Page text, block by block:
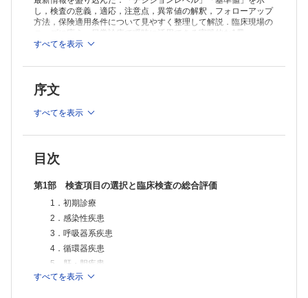
し，検査の意義，適応，注意点，異常値の解釈，フォローアップ
方法，保険適用条件について見やすく整理して解説．臨床現場の
ニーズに応え，日常診療で瞬時に活用できる実践的な1冊．
すべてを表示
序文
すべてを表示
目次
第1部 検査項目の選択と臨床検査の総合評価
1．初期診療
2．感染性疾患
3．呼吸器系疾患
4．循環器疾患
5．肝・胆疾患
6．膵疾患
すべてを表示